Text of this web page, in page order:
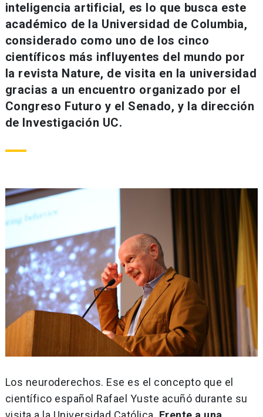
inteligencia artificial, es lo que busca este
académico de la Universidad de Columbia,
considerado como uno de los cinco
científicos más influyentes del mundo por
la revista Nature, de visita en la universidad
gracias a un encuentro organizado por el
Congreso Futuro y el Senado, y la dirección
de Investigación UC.
Los neuroderechos. Ese es el concepto que el
científico español Rafael Yuste acuñó durante su